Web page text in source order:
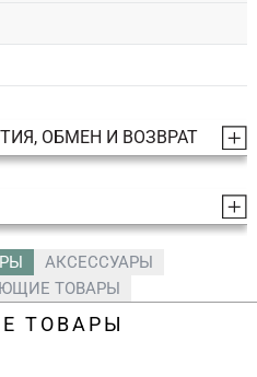
ОБМЕН И ВОЗВРАТ
АКСЕССУАРЫ
ТОВАРЫ
ТОВАРЫ